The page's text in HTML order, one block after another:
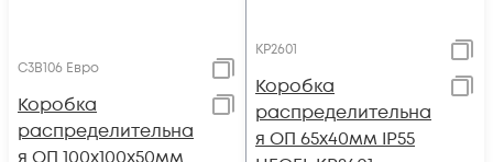
С3В106 Евро
Коробка
распределительна
КР2601
Коробка
распределительна
я ОП 65х40мм IP55